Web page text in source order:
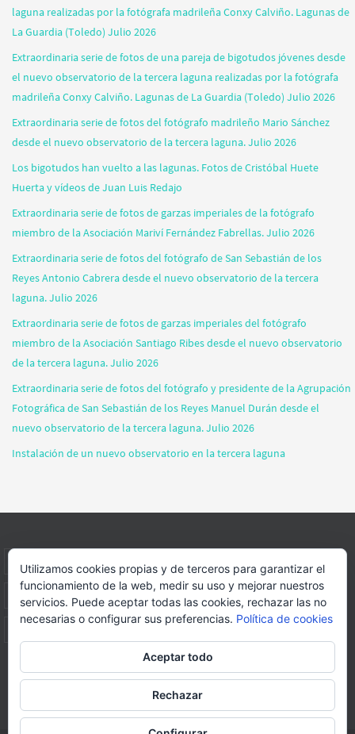
laguna realizadas por la fotógrafa madrileña Conxy Calviño. Lagunas de
La Guardia (Toledo) Julio 2026
Extraordinaria serie de fotos de una pareja de bigotudos jóvenes desde
el nuevo observatorio de la tercera laguna realizadas por la fotógrafa
madrileña Conxy Calviño. Lagunas de La Guardia (Toledo) Julio 2026
Extraordinaria serie de fotos del fotógrafo madrileño Mario Sánchez
desde el nuevo observatorio de la tercera laguna. Julio 2026
Los bigotudos han vuelto a las lagunas. Fotos de Cristóbal Huete
Huerta y vídeos de Juan Luis Redajo
Extraordinaria serie de fotos de garzas imperiales de la fotógrafo
miembro de la Asociación Mariví Fernández Fabrellas. Julio 2026
Extraordinaria serie de fotos del fotógrafo de San Sebastián de los
Reyes Antonio Cabrera desde el nuevo observatorio de la tercera
laguna. Julio 2026
Extraordinaria serie de fotos de garzas imperiales del fotógrafo
miembro de la Asociación Santiago Ribes desde el nuevo observatorio
de la tercera laguna. Julio 2026
Extraordinaria serie de fotos del fotógrafo y presidente de la Agrupación
Fotográfica de San Sebastián de los Reyes Manuel Durán desde el
nuevo observatorio de la tercera laguna. Julio 2026
Instalación de un nuevo observatorio en la tercera laguna
VIDEOS PATROCINADORES DONACIONES
Página web realizada por FORMACION WEBS Y MULTIMEDIA
Funciona conNirvana&
Utilizamos cookies propias y de terceros para garantizar el
funcionamiento de la web, medir su uso y mejorar nuestros
servicios. Puede aceptar todas las cookies, rechazar las no
necesarias o configurar sus preferencias. Política de cookies
Aceptar todo
Rechazar